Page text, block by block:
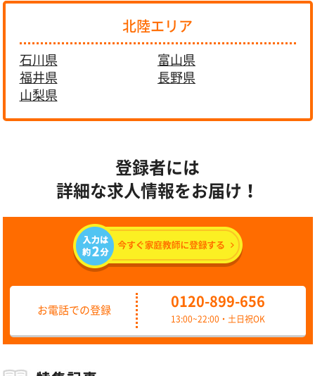
北陸エリア
石川県
富山県
福井県
長野県
山梨県
登録者には
詳細な求人情報をお届け！
お電話での登録
0120-899-656
13:00~22:00・土日祝OK